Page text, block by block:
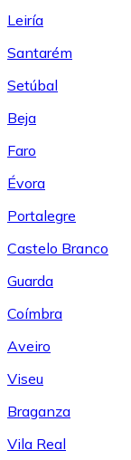
Leiría
Santarém
Setúbal
Beja
Faro
Évora
Portalegre
Castelo Branco
Guarda
Coímbra
Aveiro
Viseu
Braganza
Vila Real